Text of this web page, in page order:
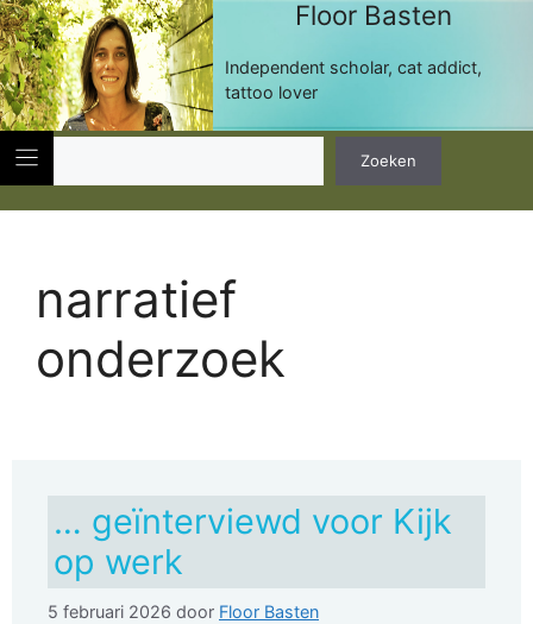
Ga
naar
de
inhoud
Floor Basten
Independent scholar, cat addict,
tattoo lover
Zoeken
narratief
onderzoek
… geïnterviewd voor Kijk
op werk
5 februari 2026 door Floor Basten